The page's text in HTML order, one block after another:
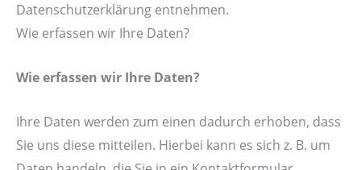
Datenschutzerklärung entnehmen.
Wie erfassen wir Ihre Daten?
Wie erfassen wir Ihre Daten?
Ihre Daten werden zum einen dadurch erhoben, dass
Sie uns diese mitteilen. Hierbei kann es sich z. B. um